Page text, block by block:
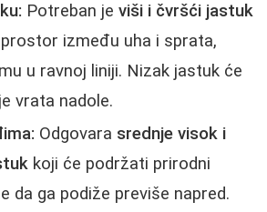
Potreban je viši i čvršći jastuk
između uha i sprata,
u ravnoj liniji. Nizak jastuk će
vrata nadole.
Odgovara srednje visok i
koji će podržati prirodni
da ga podiže previše napred.